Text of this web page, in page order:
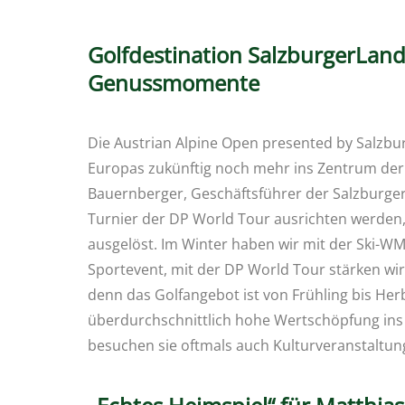
Golfdestination
Genussmomente
Die Austrian Alpine Open presented by
Europas zukünftig noch mehr ins Zentrum
Bauernberger, Geschäftsführer der
Turnier der DP World Tour ausrichten
ausgelöst. Im Winter haben wir mit der Ski-
Sportevent, mit der DP World Tour stärken
denn das Golfangebot ist von Frühling bis
überdurchschnittlich hohe Wertschöpfung
besuchen sie oftmals auch